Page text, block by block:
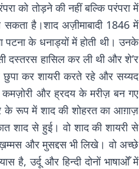
को तोड़ने की नहीं बल्कि परंपरा में
है।शाद अज़ीमाबादी 1846 में
के धनाड्यों में होती थी। उनके
दस्तरस हासिल कर ली थी और शे’र
छुपा कर शायरी करते रहे और सय्यद
और ह्रदय के मरीज़ बन गए
के रूप में शाद की शोहरत का आग़ाज़
शाद से हुई। वो शाद की शायरी से
और मुसद्दस भी लिखे। वो अच्छे
है, उर्दू और हिन्दी दोनों भाषाओँ में